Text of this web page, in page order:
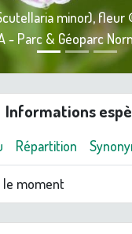
minor), fleur
- Parc & Géoparc
Informations
Répartition
le moment